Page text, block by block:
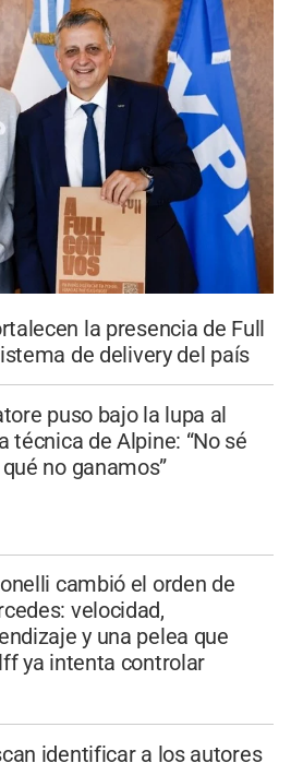
la presencia de Full
de delivery del país
puso bajo la lupa al
técnica de Alpine: “No sé
no ganamos”
cambió el orden de
velocidad,
y una pelea que
ya intenta controlar
identificar a los autores